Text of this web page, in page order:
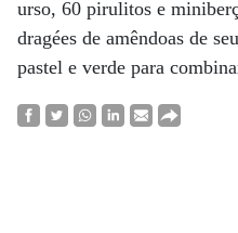
urso, 60 pirulitos e
dragées de amêndoas de
pastel e verde para